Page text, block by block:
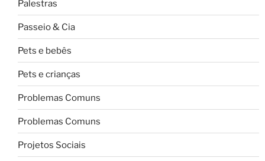
Palestras
Passeio & Cia
Pets e bebês
Pets e crianças
Problemas Comuns
Problemas Comuns
Projetos Sociais